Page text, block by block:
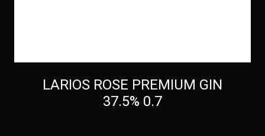
LARIOS ROSE PREMIUM GIN
37.5% 0.7